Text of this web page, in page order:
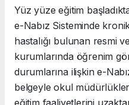
Yüz yüze eğitim
e-Nabız Sisteminde
hastalığı bulunan resmi
kurumlarında öğrenim
durumlarına ilişkin e-
belgeyle okul
eğitim faaliyetlerini